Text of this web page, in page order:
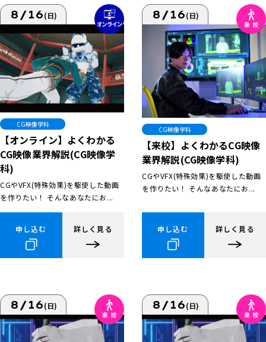
8/16(日)
CG映像学科
【オンライン】よくわかる
CG映像業界解説(CG映像学
科)
CGやVFX(特殊効果)を駆使した動画
を作りたい！ そんなあなたにお...
申し込む 詳しく見る
8/16(日)
CG映像学科
【来校】よくわかるCG映像
業界解説(CG映像学科)
CGやVFX(特殊効果)を駆使した動画
を作りたい！ そんなあなたにお...
申し込む 詳しく見る
8/16(日) 8/16(日)